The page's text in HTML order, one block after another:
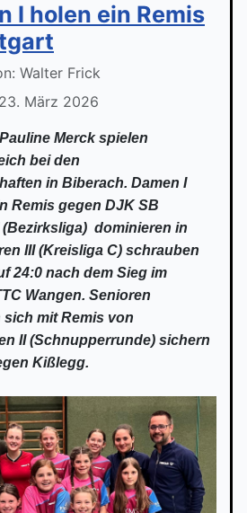
I holen ein Remis
Walter Frick
März 2026
Merck spielen
bei den
in Biberach. Damen I
Remis gegen DJK SB
(Bezirksliga) dominieren in
III (Kreisliga C) schrauben
24:0 nach dem Sieg im
Wangen. Senioren
mit Remis von
II (Schnupperrunde) sichern
Kißlegg.